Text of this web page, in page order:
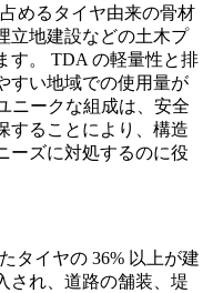
めるタイヤ由来の骨材
立地建設などの土木プ
す。 TDA の軽量性と排
すい地域での使用量が
ニークな組成は、安全
することにより、構造
ーズに対処するのに役
タイヤの 36% 以上が建
され、道路の舗装、堤